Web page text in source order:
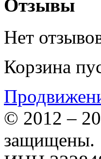
Отзывы
Нет
Корзина
© 2012 –
защищены.